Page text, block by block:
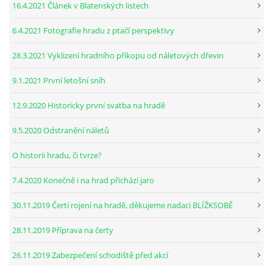
16.4.2021 Článek v Blatenských listech
6.4.2021 Fotografie hradu z ptačí perspektivy
28.3.2021 Vyklizení hradního příkopu od náletových dřevin
9.1.2021 První letošní sníh
12.9.2020 Historicky první svatba na hradě
9.5.2020 Odstranění náletů
O historii hradu, či tvrze?
7.4.2020 Konečně i na hrad přichází jaro
30.11.2019 Čertí rojení na hradě, děkujeme nadaci BLÍŽKSOBĚ
28.11.2019 Příprava na čerty
26.11.2019 Zabezpečení schodiště před akcí